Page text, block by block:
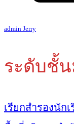
admin Jerry
ระดับชั้
เรียกสำรองนัก